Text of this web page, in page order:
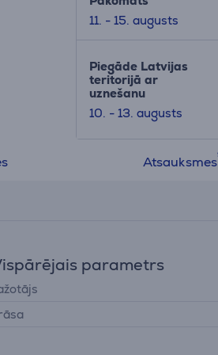
11. - 15. augusts
Piegāde Latvijas
teritorijā ar
uznešanu
10. - 13. augusts
Atsauksmes
parametrs